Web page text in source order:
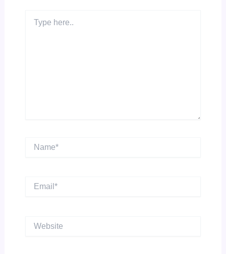
here..
Email*